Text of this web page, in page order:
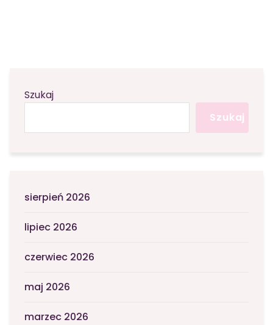
Szukaj
Szukaj
sierpień 2026
lipiec 2026
czerwiec 2026
maj 2026
marzec 2026